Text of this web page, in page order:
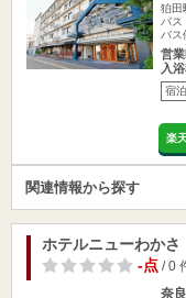
狛田
バス
バス
営
入
宿泊
楽
関連情報から探す
ホテルニューわかさ
-点/ 0
奈